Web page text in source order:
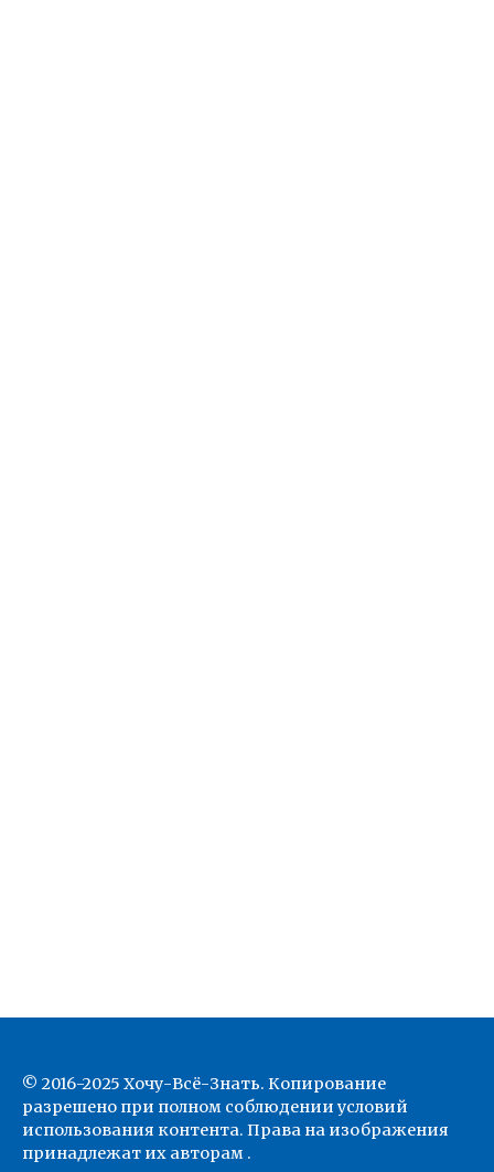
© 2016-2025 Хочу-Всё-Знать. Копирование
разрешено при полном соблюдении условий
использования контента. Права на изображения
принадлежат их авторам .